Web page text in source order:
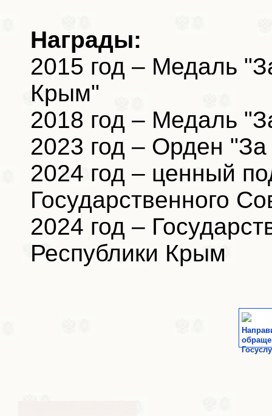
Награды:
2015 год – Медаль
Крым"
2018 год – Медаль
2023 год – Орден "За
2024 год – ценный
Государственного
2024 год –
Республики Крым